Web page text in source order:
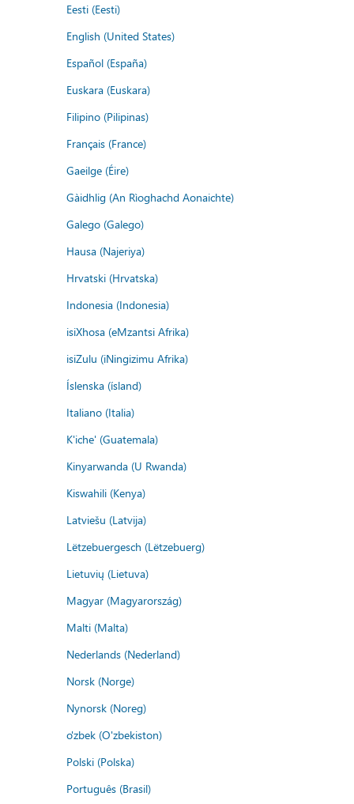
Eesti (Eesti)
English (United States)
Español (España)
Euskara (Euskara)
Filipino (Pilipinas)
Français (France)
Gaeilge (Éire)
Gàidhlig (An Rìoghachd Aonaichte)
Galego (Galego)
Hausa (Najeriya)
Hrvatski (Hrvatska)
Indonesia (Indonesia)
isiXhosa (eMzantsi Afrika)
isiZulu (iNingizimu Afrika)
Íslenska (ísland)
Italiano (Italia)
K'iche' (Guatemala)
Kinyarwanda (U Rwanda)
Kiswahili (Kenya)
Latviešu (Latvija)
Lëtzebuergesch (Lëtzebuerg)
Lietuvių (Lietuva)
Magyar (Magyarország)
Malti (Malta)
Nederlands (Nederland)
Norsk (Norge)
Nynorsk (Noreg)
o'zbek (O'zbekiston)
Polski (Polska)
Português (Brasil)